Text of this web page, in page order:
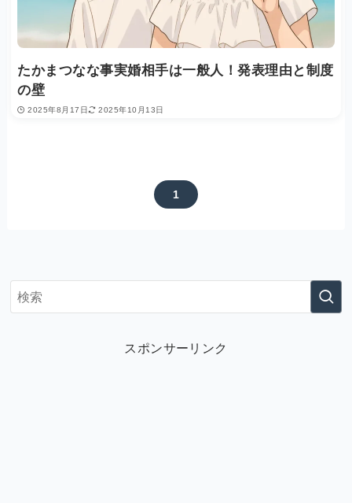
たかまつなな事実婚相手は一般人！発表理由と制度
の壁
2025年8月17日 2025年10月13日
1
スポンサーリンク